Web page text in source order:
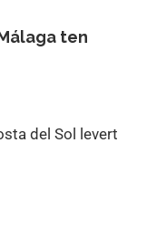
ten
del Sol levert